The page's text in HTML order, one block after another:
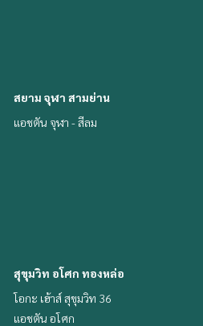
สยาม จุฬา สามย่าน
แอชตัน จุฬา - สีลม
สุขุมวิท อโศก ทองหล่อ
โอกะ เฮ้าส์ สุขุมวิท 36
แอชตัน อโศก